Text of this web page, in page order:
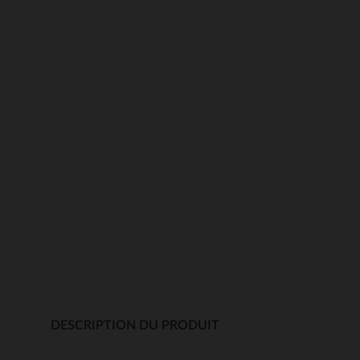
DESCRIPTION DU PRODUIT